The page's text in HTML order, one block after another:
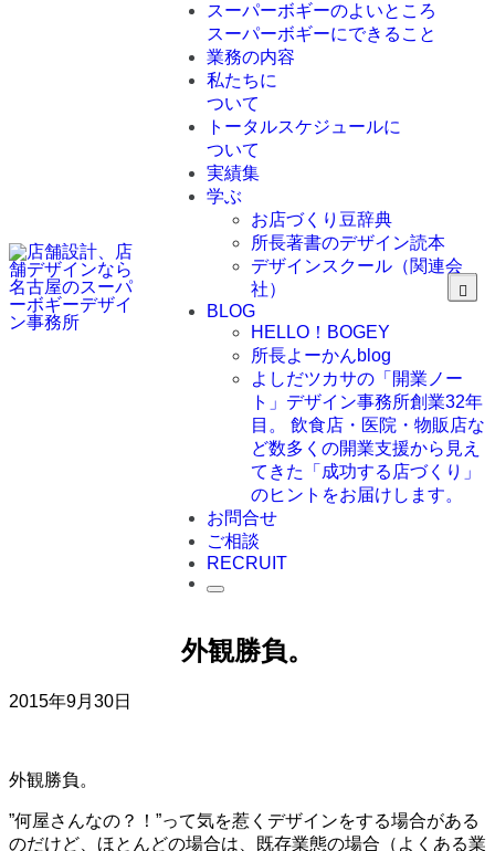
スーパーボギーのよいところ
スーパーボギーにできること
業務の内容
私たちに
ついて
トータルスケジュールに
ついて
実績集
学ぶ
お店づくり豆辞典
所長著書のデザイン読本
デザインスクール（関連会
社）
BLOG
HELLO！BOGEY
所長よーかんblog
よしだツカサの「開業ノー
ト」 デザイン事務所創業32年
目。 飲食店・医院・物販店な
ど数多くの開業支援から見え
てきた「成功する店づくり」
のヒントをお届けします。
お問合せ
ご相談
RECRUIT
外観勝負。
2015年9月30日
外観勝負。
”何屋さんなの？！”って気を惹くデザインをする場合がある
のだけど、ほとんどの場合は、既存業態の場合（よくある業